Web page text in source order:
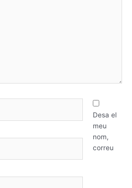
Desa el
meu
nom,
correu